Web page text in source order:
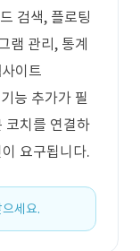
검색, 플로팅
램 관리, 통계
이트
능 추가가 필
코치를 연결하
요구됩니다.
세요.